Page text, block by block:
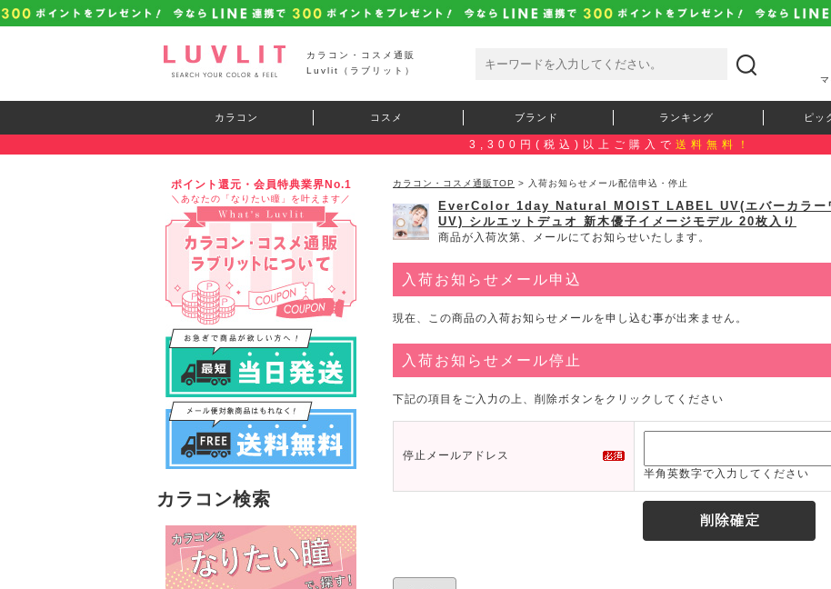
カラコン・コスメ通販
Luvlit（ラブリット）
カラコン コスメ ブランド ランキング ピッ
3,300円(税込)以上ご購入で 送料無料！
ポイント還元・会員特典業界No.1
＼あなたの「なりたい瞳」を叶えます／
カラコン検索
カラコン・コスメ通販TOP > 入荷お知らせメール配信申込・停止
EverColor 1day Natural MOIST LABEL UV(エバーカラー
UV) シルエットデュオ 新木優子イメージモデル 20枚入り
商品が入荷次第、メールにてお知らせいたします。
入荷お知らせメール申込
現在、この商品の入荷お知らせメールを申し込む事が出来ません。
入荷お知らせメール停止
下記の項目をご入力の上、削除ボタンをクリックしてください
停止メールアドレス
半角英数字で入力してください